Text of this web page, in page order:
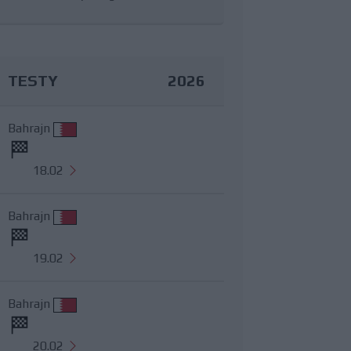
TESTY 2026
Bahrajn
18.02
Bahrajn
19.02
Bahrajn
20.02